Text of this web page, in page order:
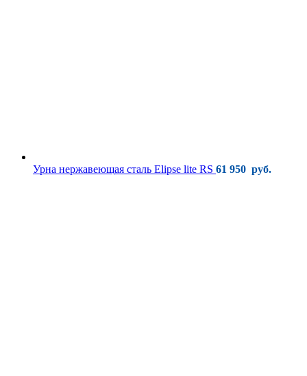
Урна нержавеющая сталь Elipse lite RS 61 950 руб.